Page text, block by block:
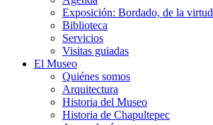
Exposición: Bordado, de la virtud
Biblioteca
Servicios
Visitas guiadas
El Museo
Quiénes somos
Arquitectura
Historia del Museo
Historia de Chapultepec